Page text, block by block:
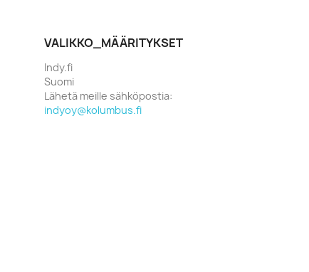
VALIKKO_MÄÄRITYKSET
Indy.fi
Suomi
Lähetä meille sähköpostia:
indyoy@kolumbus.fi